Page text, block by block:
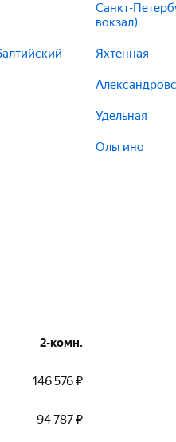
Санкт-
вокзал)
Яхтенная
Удельная
Ольгино
2-комн.
146 576 ₽
94 787 ₽